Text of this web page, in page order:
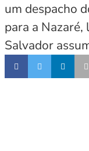
um despacho
para a
Salvador